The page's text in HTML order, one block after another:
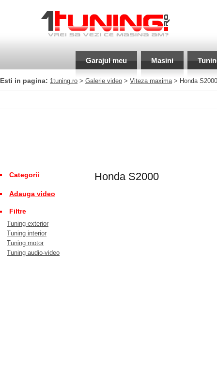
Garajul meu Masini
Esti in pagina: 1tuning.ro > Galerie video > Viteza maxima> Honda S2000
Categorii
Adauga video
Filtre
Tuning exterior
Tuning interior
Tuning motor
Tuning audio-video
Honda S2000